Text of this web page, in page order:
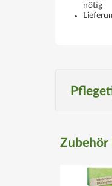
nötig
Sonnig
Zubehör